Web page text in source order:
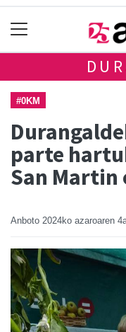
#0KM
parte
San Martin
Anboto 2024ko azaroaren